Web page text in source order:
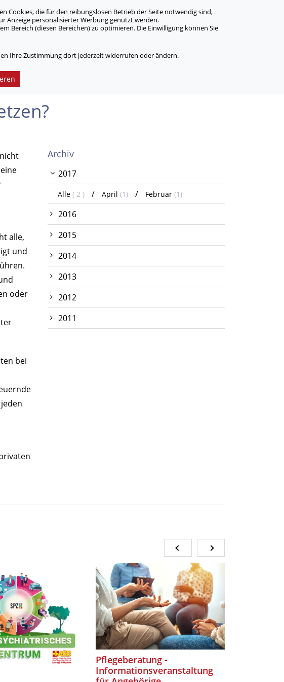
alle,
und
oder
bei
Archiv
2017
Alle ( 2 ) April (1) Februar (1)
2016
2015
2014
2013
2012
2011
Pflegeberatung -
Informationsveranstaltung
Cookies, die für den reibungslosen Betrieb der Seite notwendig sind,
Anzeige personalisierter Werbung genutzt werden.
Bereich (diesen Bereichen) zu optimieren. Die Einwilligung können Sie
Ihre Zustimmung dort jederzeit widerrufen oder ändern.